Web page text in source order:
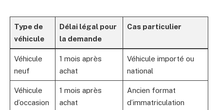
Type de
véhicule
Délai légal pour
la demande
Cas particulier
Véhicule
neuf
1 mois après
achat
Véhicule importé ou
national
Véhicule
d’occasion
1 mois après
achat
Ancien format
d’immatriculation